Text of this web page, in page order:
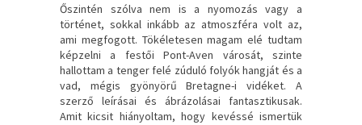
Őszintén szólva nem is a nyomozás vagy a
történet, sokkal inkább az atmoszféra volt az,
ami megfogott. Tökéletesen magam elé tudtam
képzelni a festői Pont-Aven városát, szinte
hallottam a tenger felé zúduló folyók hangját és a
vad, mégis gyönyörű Bretagne-i vidéket. A
szerző leírásai és ábrázolásai fantasztikusak.
Amit kicsit hiányoltam, hogy kevéssé ismertük